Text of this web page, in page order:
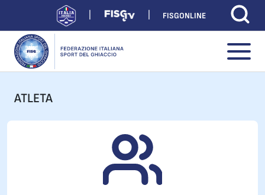
FISGONLINE
ATLETA